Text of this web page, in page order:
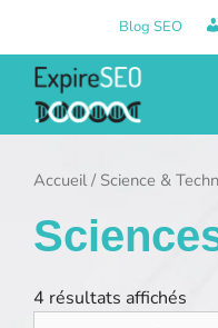
contenu
Blog SEO
Accueil/ Science &
4 résultats affichés